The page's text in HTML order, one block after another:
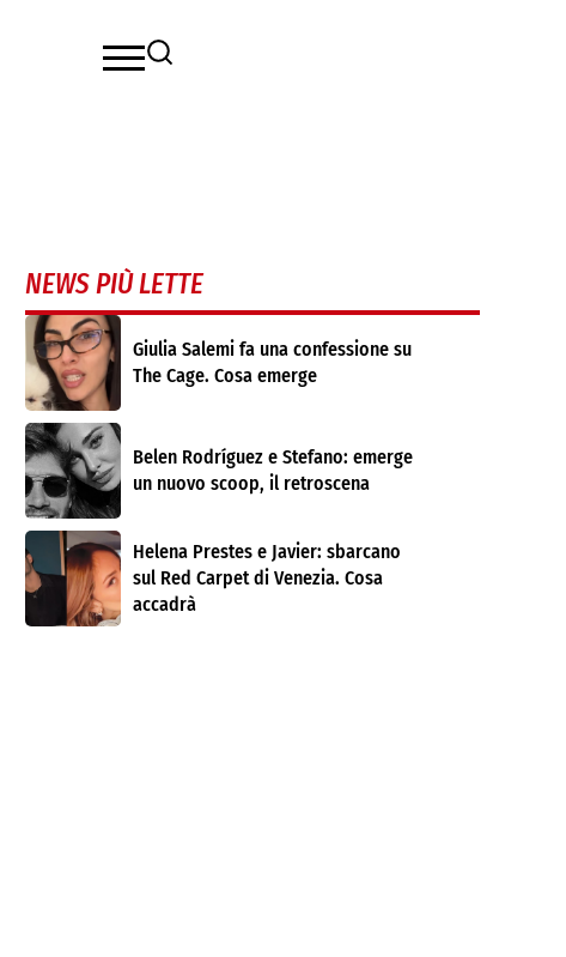
NEWS PIÙ LETTE
Giulia Salemi fa una confessione su
The Cage. Cosa emerge
Belen Rodríguez e Stefano: emerge
un nuovo scoop, il retroscena
Helena Prestes e Javier: sbarcano
sul Red Carpet di Venezia. Cosa
accadrà